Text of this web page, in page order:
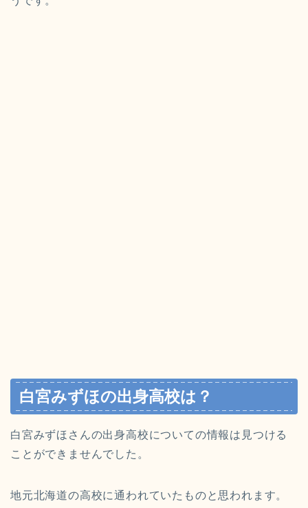
白宮みずほの出身高校は？
白宮みずほさんの出身高校についての情報は見つける
ことができませんでした。
地元北海道の高校に通われていたものと思われます。